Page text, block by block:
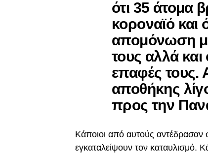
ότι 35 άτομα
κοροναϊό και
απομόνωση
τους αλλά και
επαφές τους.
αποθήκης
προς την
Κάποιοι από αυτούς
εγκαταλείψουν τον καταυλισμό.